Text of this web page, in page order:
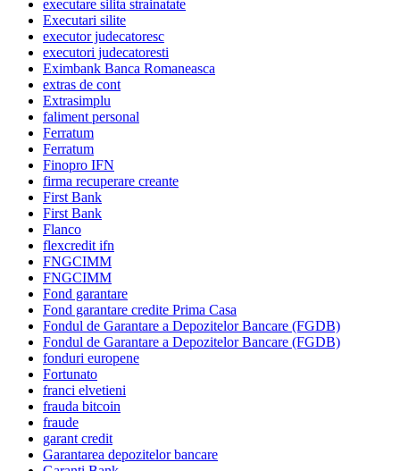
executare silita strainatate
Executari silite
executor judecatoresc
executori judecatoresti
Eximbank Banca Romaneasca
extras de cont
Extrasimplu
faliment personal
Ferratum
Ferratum
Finopro IFN
firma recuperare creante
First Bank
First Bank
Flanco
flexcredit ifn
FNGCIMM
FNGCIMM
Fond garantare
Fond garantare credite Prima Casa
Fondul de Garantare a Depozitelor Bancare (FGDB)
Fondul de Garantare a Depozitelor Bancare (FGDB)
fonduri europene
Fortunato
franci elvetieni
frauda bitcoin
fraude
garant credit
Garantarea depozitelor bancare